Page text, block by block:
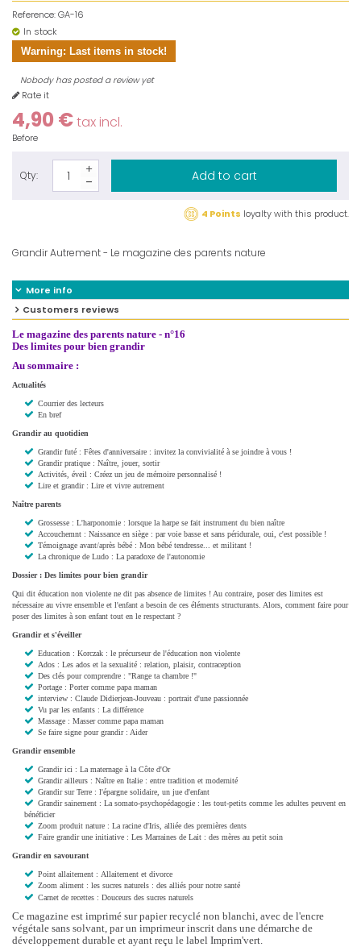
Reference:GA-16
In stock
Warning: Last items in stock!
Nobody has posted a review yet
Rate it
4,90 €tax incl.
Before
Qty: Add to cart
4 Points loyalty with this product.
Grandir Autrement - Le magazine des parents nature
More info
Customers reviews
Le magazine des parents nature - n°16
Des limites pour bien grandir
Au sommaire :
Actualités
Courrier des lecteurs
En bref
Grandir au quotidien
Grandir futé : Fêtes d'anniversaire : invitez la convivialité à se joindre à vous !
Grandir pratique : Naître, jouer, sortir
Activités, éveil : Créez un jeu de mémoire personnalisé !
Lire et grandir : Lire et vivre autrement
Naître parents
Grossesse : L'harponomie : lorsque la harpe se fait instrument du bien naître
Accouchemnt : Naissance en siège : par voie basse et sans péridurale, oui, c'est possible !
Témoignage avant/après bébé : Mon bébé tendresse... et militant !
La chronique de Ludo : La paradoxe de l'autonomie
Dossier : Des limites pour bien grandir
Qui dit éducation non violente ne dit pas absence de limites ! Au contraire, poser des limites est
nécessaire au vivre ensemble et l'enfant a besoin de ces éléments structurants. Alors, comment faire pour
poser des limites à son enfant tout en le respectant ?
Grandir et s'éveiller
Education : Korczak : le précurseur de l'éducation non violente
Ados : Les ados et la sexualité : relation, plaisir, contraception
Des clés pour comprendre : "Range ta chambre !"
Portage : Porter comme papa maman
interview : Claude Didierjean-Jouveau : portrait d'une passionnée
Vu par les enfants : La différence
Massage : Masser comme papa maman
Se faire signe pour grandir : Aider
Grandir ensemble
Grandir ici : La maternage à la Côte d'Or
Grandir ailleurs : Naître en Italie : entre tradition et modernité
Grandir sur Terre : l'épargne solidaire, un jue d'enfant
Grandir sainement : La somato-psychopédagogie : les tout-petits comme les adultes peuvent en
bénéficier
Zoom produit nature : La racine d'Iris, alliée des premières dents
Faire grandir une initiative : Les Marraines de Lait : des mères au petit soin
Grandir en savourant
Point allaitement : Allaitement et divorce
Zoom aliment : les sucres naturels : des alliés pour notre santé
Carnet de recettes : Douceurs des sucres naturels
Ce magazine est imprimé sur papier recyclé non blanchi, avec de l'encre
végétale sans solvant, par un imprimeur inscrit dans une démarche de
développement durable et ayant reçu le label Imprim'vert.